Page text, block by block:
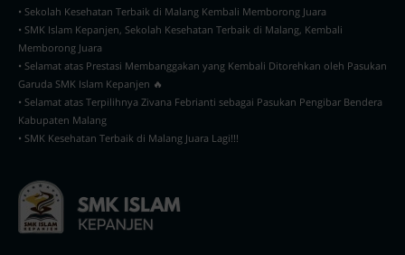
• Sekolah Kesehatan Terbaik di Malang Kembali Memborong Juara
• SMK Islam Kepanjen, Sekolah Kesehatan Terbaik di Malang, Kembali
Memborong Juara
• Selamat atas Prestasi Membanggakan yang Kembali Ditorehkan oleh Pasukan
Garuda SMK Islam Kepanjen 🔥
• Selamat atas Terpilihnya Zivana Febrianti sebagai Pasukan Pengibar Bendera
Kabupaten Malang
• SMK Kesehatan Terbaik di Malang Juara Lagi!!!